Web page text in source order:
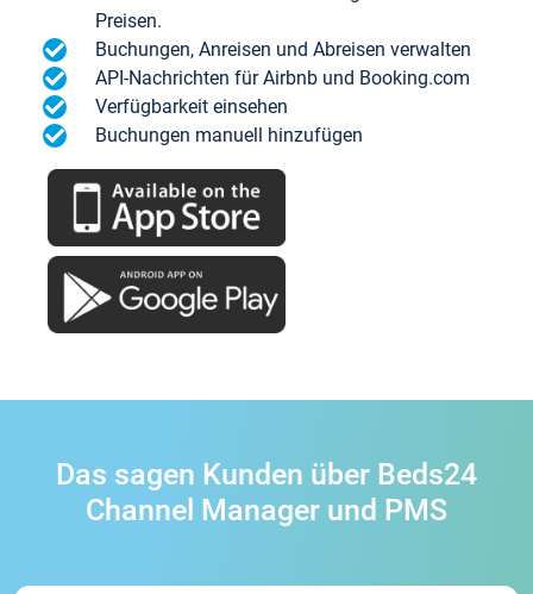
Preisen.
Buchungen, Anreisen und Abreisen verwalten
API-Nachrichten für Airbnb und Booking.com
Verfügbarkeit einsehen
Buchungen manuell hinzufügen
Das sagen Kunden über Beds24
Channel Manager und PMS